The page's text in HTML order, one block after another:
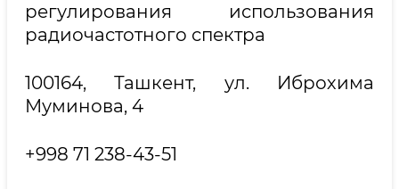
регулирования использования
радиочастотного спектра
100164, Ташкент, ул. Иброхима
Муминова, 4
+998 71 238-43-51